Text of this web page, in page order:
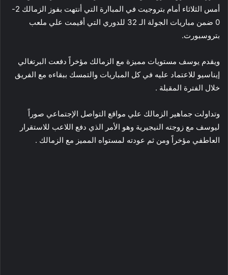
أمس الثلاثاء أمام بتروجيت في المباارة التي أنتهت بفوز الزمالك 2-
0 ضمن مباريات الجولة الـ 32 للدوري التي أقيمت علي ملعب
بتروسبورت.
ويقدم يوسف مستويات مميزة مع الزمالك مؤخراً دفعت البرتغالي
إيناسيو للاعتماد عليه في كل المباريات والتمسك ببقاءه مع الفريق
خلال الفترة المقبلة .
وتداولت جماهير الزمالك علي مواقع التواصل الإجتماعي صوراً
ليوسف مع زوجته النيجيرية وهو الأمر الذي دفع اللاعب للاستقرار
العاطفي مؤخراً ومن ثم عودته لمستواه المميز مع الزمالك .